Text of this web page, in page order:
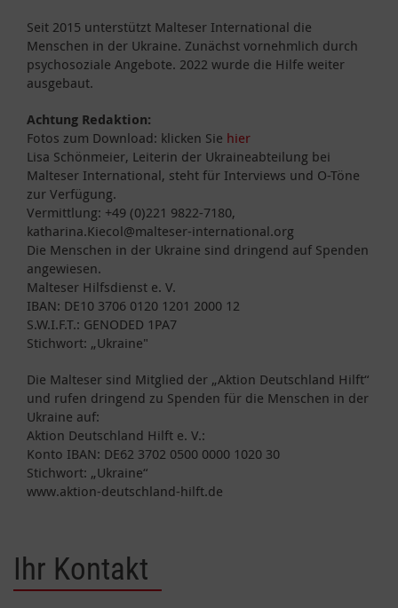
Seit 2015 unterstützt Malteser International die
Menschen in der Ukraine. Zunächst vornehmlich durch
psychosoziale Angebote. 2022 wurde die Hilfe weiter
ausgebaut.
Achtung Redaktion:
Fotos zum Download: klicken Sie hier
Lisa Schönmeier, Leiterin der Ukraineabteilung bei
Malteser International, steht für Interviews und O-Töne
zur Verfügung.
Vermittlung: +49 (0)221 9822-7180,
katharina.Kiecol@malteser-international.org
Die Menschen in der Ukraine sind dringend auf Spenden
angewiesen.
Malteser Hilfsdienst e. V.
IBAN: DE10 3706 0120 1201 2000 12
S.W.I.F.T.: GENODED 1PA7
Stichwort: „Ukraine"
Die Malteser sind Mitglied der „Aktion Deutschland Hilft“
und rufen dringend zu Spenden für die Menschen in der
Ukraine auf:
Aktion Deutschland Hilft e. V.:
Konto IBAN: DE62 3702 0500 0000 1020 30
Stichwort: „Ukraine“
www.aktion-deutschland-hilft.de
Ihr Kontakt